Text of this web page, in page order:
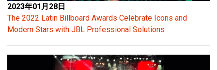
2023年01月28日
The 2022 Latin Billboard Awards Celebrate Icons and
Modern Stars with JBL Professional Solutions